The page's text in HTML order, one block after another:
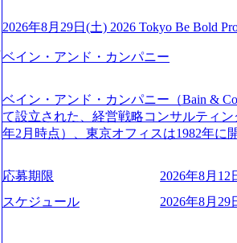
す。 ＜SE＞ 参画いただく案件はプライ
画当初はご経験に応じたフェーズから
ただきます。 課題選定から顧客への企
していただきます。 アジャイル開発を
ながら改善サイクルを回すため、ご自
ワー 事業所内禁煙(入居する施設に喫煙
れかのご経験をお持ちの方 ・システム
義～基本設計など上流経験2年以上 ・
ている、売上・従業員数共にこの8年間
今後も高い成長が見込まれる 多くの技
ングに続いて日本国内2番目にSAP認定
引き留めを受けずに移動が可能である
取得率など約10項目を数値化すること
成功した 18時以降の会議を原則禁止と
進する 育休取得率は男性65%、女性
管理職率も21.8%（2023年12月時点）
日(土) 面接枠 ①10時開始、②11時開始、③12時開始 2026年8月10日(月) 16:00 各回5
を基に独自の方法論やテンプレートを
uction.appspot.com/public/images/
nt/dam/abeam/jp/ja/about/company/
WARD OF EXCELLENCE 2024』にお
賞 (https://prtimes.jp/main/html/rd/p/
ング、社員の健康改善を支援 食事・睡
s://www.businessinsider.jp/post-283587)
の可視化を支援 「インパクト加重会計
トを算出 (https://prtimes.jp/main/html/rd/p/
て20年近く成長を続けており、2022年3
2026年8月29日(土) 2026 Tokyo Be Bold
ベイン・アンド・カンパニー
ベイン・アンド・カンパニー（Bain &
て設立された、経営戦略コンサルティ
年2月時点）、東京オフィスは1982年に
ベインは1973年に創業された。クライ
よう、カスタマイズされた戦略を策定
行動に落とし込んでいる。 徹底した「
社戦略やトランスフォーメーション案
応募期限
2026年8月12
スケジュール
2026年8月29